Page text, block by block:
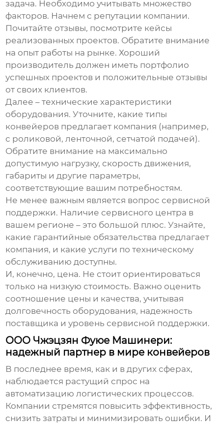
задача. Необходимо учитывать множество
факторов. Начнем с репутации компании.
Почитайте отзывы, посмотрите кейсы
реализованных проектов. Обратите внимание
на опыт работы на рынке. Хороший
производитель должен иметь портфолио
успешных проектов и положительные отзывы
от своих клиентов.
Далее – технические характеристики
оборудования. Уточните, какие типы
конвейеров предлагает компания (например,
с роликовой, ленточной, сетчатой подачей).
Обратите внимание на максимально
допустимую нагрузку, скорость движения,
габариты и другие параметры,
соответствующие вашим потребностям.
Не менее важным является вопрос сервисной
поддержки. Наличие сервисного центра в
вашем регионе – это большой плюс. Узнайте,
какие гарантийные обязательства предлагает
компания, и какие услуги по техническому
обслуживанию доступны.
И, конечно, цена. Не стоит ориентироваться
только на низкую стоимость. Важно оценить
соотношение цены и качества, учитывая
долговечность оборудования, надежность
поставщика и уровень сервисной поддержки.
ООО Чжэцзян Фуюе Машинери:
надежный партнер в мире конвейеров
В последнее время, как и в других сферах,
наблюдается растущий спрос на
автоматизацию логистических процессов.
Компании стремятся повысить эффективность,
снизить затраты и минимизировать ошибки. И